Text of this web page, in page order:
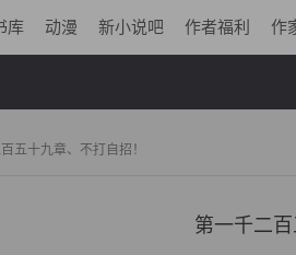
库 动漫 新小说吧 作者福利 作
五十九章、不打自招！
第一千二